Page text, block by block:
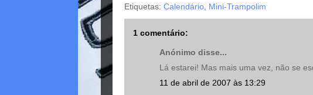
Etiquetas: Calendário Mini-Trampolim
1 comentário:
Anónimo disse...
Lá estarei! Mas mais uma vez, não se
11 de abril de 2007 às 13:29